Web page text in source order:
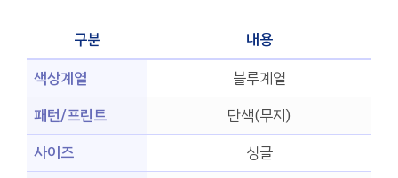
구분
내용
색상계열
블루계열
패턴/프린트
단색(무지)
사이즈
싱글